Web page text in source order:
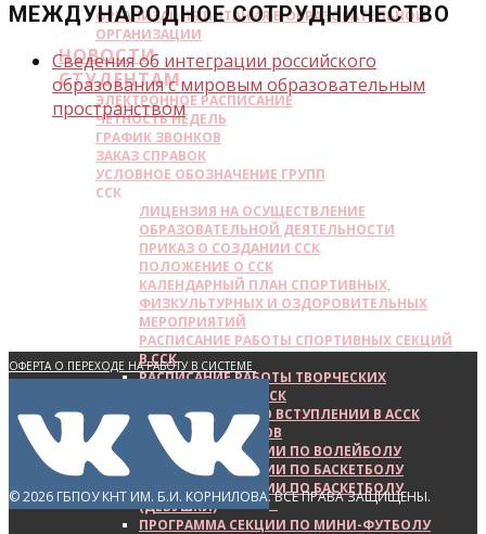
ОРГАНИЗАЦИЯ ПИТАНИЯ В ОБРАЗОВАТЕЛЬНОЙ
ОРГАНИЗАЦИИ
НОВОСТИ
СТУДЕНТАМ
ЭЛЕКТРОННОЕ РАСПИСАНИЕ
ЧЕТНОСТЬ НЕДЕЛЬ
ГРАФИК ЗВОНКОВ
ЗАКАЗ СПРАВОК
УСЛОВНОЕ ОБОЗНАЧЕНИЕ ГРУПП
ССК
ЛИЦЕНЗИЯ НА ОСУЩЕСТВЛЕНИЕ
ОБРАЗОВАТЕЛЬНОЙ ДЕЯТЕЛЬНОСТИ
ПРИКАЗ О СОЗДАНИИ ССК
ПОЛОЖЕНИЕ О ССК
КАЛЕНДАРНЫЙ ПЛАН СПОРТИВНЫХ,
ФИЗКУЛЬТУРНЫХ И ОЗДОРОВИТЕЛЬНЫХ
МЕРОПРИЯТИЙ
РАСПИСАНИЕ РАБОТЫ СПОРТИВНЫХ СЕКЦИЙ
В ССК
РАСПИСАНИЕ РАБОТЫ ТВОРЧЕСКИХ
ОБЬЕДИНЕНИЙ В ССК
СВИДЕТЕЛЬСТВО О ВСТУПЛЕНИИ В АССК
СПИСОК ПЕДАГОГОВ
ПРОГРАММА СЕКЦИИ ПО ВОЛЕЙБОЛУ
ПРОГРАММА СЕКЦИИ ПО БАСКЕТБОЛУ
ПРОГРАММА СЕКЦИИ ПО БАСКЕТБОЛУ
(ДЕВУШКИ)
ПРОГРАММА СЕКЦИИ ПО МИНИ-ФУТБОЛУ
МЕЖДУНАРОДНОЕ СОТРУДНИЧЕСТВО
Сведения об интеграции российского
образования с мировым образовательным
пространством
ОФЕРТА О ПЕРЕХОДЕ НА РАБОТУ В СИСТЕМЕ
ПОЛИТИКА КОНФИДЕНЦИАЛЬНОСТИ
ПЕРСОНАЛЬНЫХ ДАННЫХ
© 2026 ГБПОУ КНТ ИМ. Б.И. КОРНИЛОВА. ВСЕ ПРАВА ЗАЩИЩЕНЫ.